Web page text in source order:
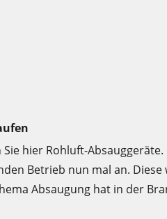
hier Rohluft-Absauggeräte.
Betrieb nun mal an. Diese
Absaugung hat in der